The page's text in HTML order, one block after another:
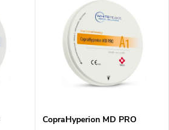
CopraHyperion MD PRO